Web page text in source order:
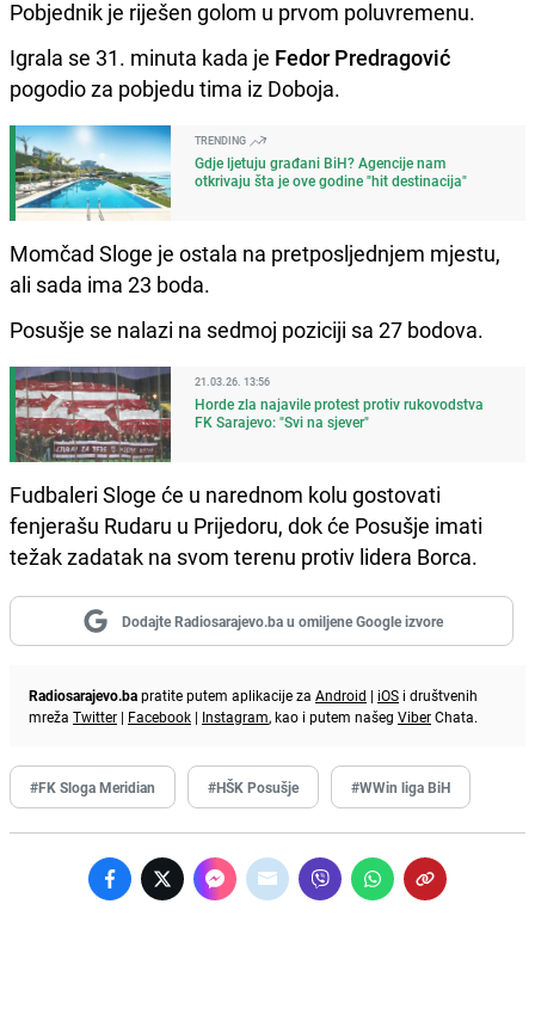
Pobjednik je riješen golom u prvom poluvremenu.
Igrala se 31. minuta kada je Fedor Predragović
pogodio za pobjedu tima iz Doboja.
TRENDING
Gdje ljetuju građani BiH? Agencije nam
otkrivaju šta je ove godine "hit destinacija"
Momčad Sloge je ostala na pretposljednjem mjestu,
ali sada ima 23 boda.
Posušje se nalazi na sedmoj poziciji sa 27 bodova.
21.03.26. 13:56
Horde zla najavile protest protiv rukovodstva
FK Sarajevo: "Svi na sjever"
Fudbaleri Sloge će u narednom kolu gostovati
fenjerašu Rudaru u Prijedoru, dok će Posušje imati
težak zadatak na svom terenu protiv lidera Borca.
Dodajte Radiosarajevo.ba u omiljene Google izvore
Radiosarajevo.bapratite putem aplikacije za Android | iOS i društvenih
mreža Twitter | Facebook | Instagram, kao i putem našeg ViberChata.
#FK Sloga Meridian #HŠK Posušje #WWin liga BiH